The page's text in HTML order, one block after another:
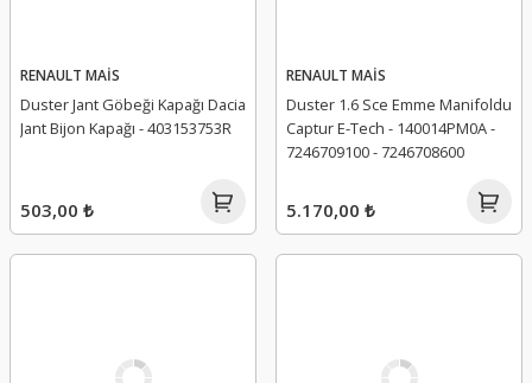
RENAULT MAİS
Duster Jant Göbeği Kapağı Dacia
Jant Bijon Kapağı - 403153753R
503,00 ₺
RENAULT MAİS
Duster 1.6 Sce Emme Manifoldu
Captur E-Tech - 140014PM0A -
7246709100 - 7246708600
5.170,00 ₺